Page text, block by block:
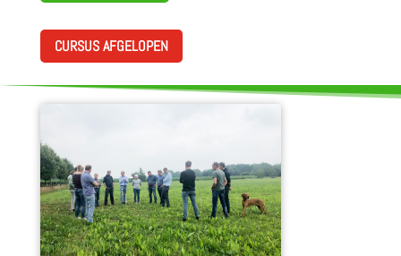
CURSUS AFGELOPEN